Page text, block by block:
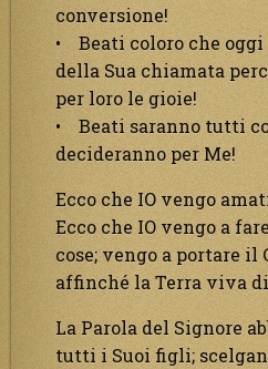
conversione!
• Beati coloro che oggi
della Sua chiamata
per loro le gioie!
• Beati saranno tutti
decideranno per Me!
Ecco che IO vengo
Ecco che IO vengo a
cose; vengo a portare il
affinché la Terra viva
La Parola del Signore
tutti i Suoi figli;